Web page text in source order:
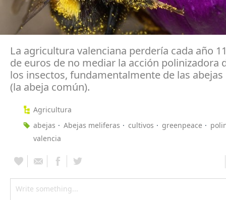
La agricultura valenciana perdería cada año
de euros de no mediar la ac­ción polinizadora
los insectos, fundamentalmente de las
(la abeja común).
Agricultura
abejas
Abejas meliferas cultivos greenpeace
valencia